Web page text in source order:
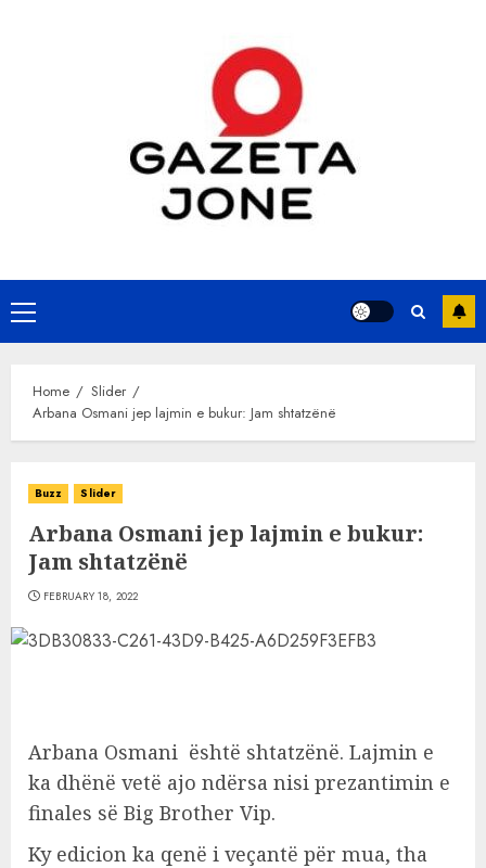
Primary
Menu
Home
Slider
Arbana Osmani jep lajmin e bukur: Jam shtatzënë
Buzz Slider
Arbana Osmani jep lajmin e bukur:
Jam shtatzënë
FEBRUARY 18, 2022
Arbana Osmani është shtatzënë. Lajmin e
ka dhënë vetë ajo ndërsa nisi prezantimin e
finales së Big Brother Vip.
Ky edicion ka qenë i veçantë për mua, tha